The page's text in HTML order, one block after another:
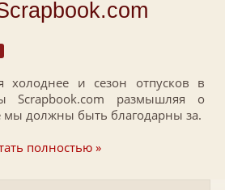
холоднее и сезон отпусков в
Scrapbook.com размышляя о
мы должны быть благодарны за.
полностью »